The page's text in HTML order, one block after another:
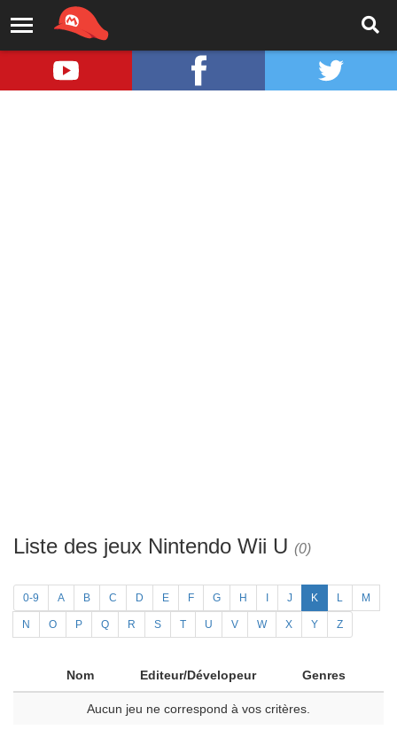
Liste des jeux Nintendo Wii U (0)
0-9 A B C D E F G H J K L M
N O P Q R S T U V W X Y Z
Nom Editeur/Dévelopeur Genres
Aucun jeu ne correspond à vos critères.